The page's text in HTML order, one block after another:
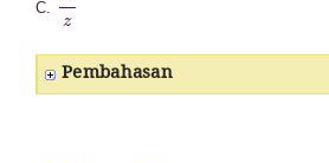
C.
Pembahasan